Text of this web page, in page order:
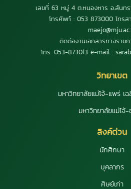
เลขที่ 63 หมู่ 4 ต.หนองหาร อ.สันท
โทรศัพท์ : 053 873000 โทรส
ติดต่องานเอกสารทางราช
โทร. 053-873013 e-mail :
วิทยาเขต
มหาวิทยาลัยแม่โจ้-แพร่ เ
มหาวิทยาลัยแม่โจ้
ลิงค์ด่วน
นักศึกษา
บุคลากร
ศิษย์เก่า